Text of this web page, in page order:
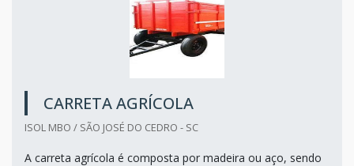
CARRETA AGRÍCOLA
ISOL MBO / SÃO JOSÉ DO CEDRO - SC
A carreta agrícola é composta por madeira ou aço, sendo